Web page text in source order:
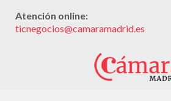
Atención online:
ticnegocios@camaramadrid.es